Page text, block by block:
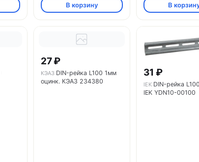
В корзину В
27 ₽
КЭАЗ DIN-рейка L100 1мм
оцинк. КЭАЗ 234380
31 ₽
IEK DIN-рейка
IEK YDN10-00100